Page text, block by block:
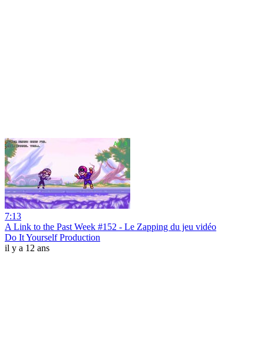
7:13
A Link to the Past Week #152 - Le Zapping du jeu vidéo
Do It Yourself Production
il y a 12 ans